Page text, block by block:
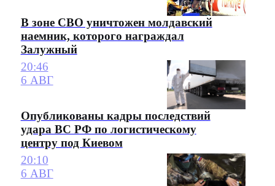
В зоне СВО уничтожен молдавский
наемник, которого награждал
Залужный
20:46
6 АВГ
Опубликованы кадры последствий
удара ВС РФ по логистическому
центру под Киевом
20:10
6 АВГ